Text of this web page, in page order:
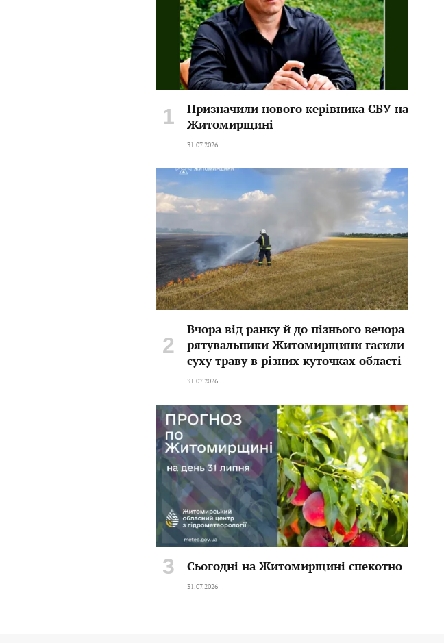
Призначили нового керівника СБУ на
Житомирщині
31.07.2026
Вчора від ранку й до пізнього вечора
рятувальники Житомирщини гасили
суху траву в різних куточках області
31.07.2026
Сьогодні на Житомирщині спекотно
31.07.2026